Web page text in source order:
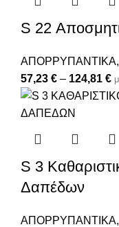
S 22
ΑΠΟΡΡΥΠΑΝΤΙΚΑ,
57,23 € – 124,81 €
S 3
Δαπέδων
ΑΠΟΡΡΥΠΑΝΤΙΚΑ,